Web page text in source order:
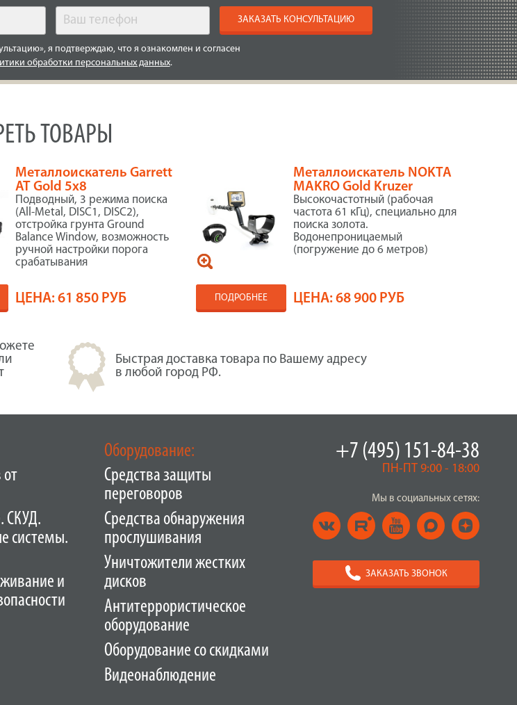
ЗАКАЗАТЬ КОНСУЛЬТАЦИЮ
я подтверждаю, что я ознакомлен и согласен
обработки персональных данных.
ТОВАРЫ
Металлоискатель Garrett
AT Gold 5x8
Подводный, 3 режимa поиска
(All-Metal, DISC1, DISC2),
отстройка грунта Ground
Balance Window, возможность
ручной настройки порога
срабатывания
ЦЕНА:61 850 РУБ
Металлоискатель NOKTA
MAKRO Gold Kruzer
Высокочастотный (рабочая
частота 61 кГц), специально для
поиска золота.
Водонепроницаемый
(погружение до 6 метров)
ПОДРОБНЕЕ ЦЕНА:68 900 РУБ
Быстрая доставка товара по Вашему адресу
в любой город РФ.
СКУД.
системы.
и
+7 (495) 151-84-38
ПН-ПТ 9:00 - 18:00
Мы в социальных сетях:
ЗАКАЗАТЬ ЗВОНОК
Оборудование:
Средства защиты
переговоров
Средства обнаружения
прослушивания
Уничтожители жестких
дисков
Антитеррористическое
оборудование
Оборудование со скидками
Видеонаблюдение